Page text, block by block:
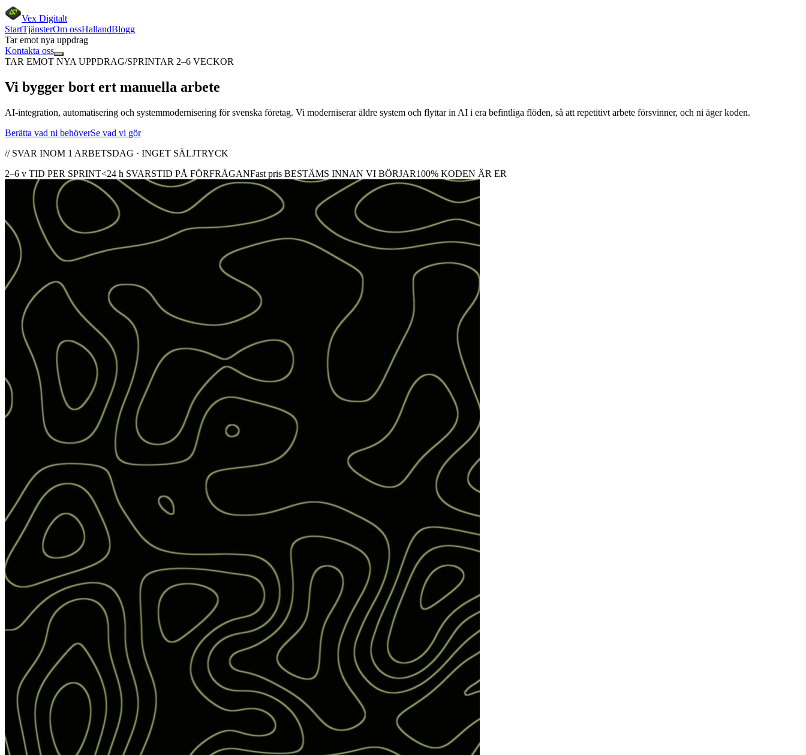
Vex Digitalt
StartTjänsterOm ossHallandBlogg
Tar emot nya uppdrag
Kontakta oss
TAR EMOT NYA UPPDRAG/SPRINTAR 2–6 VECKOR
Vi bygger bort ert manuella arbete
AI-integration, automatisering och systemmodernisering för svenska företag. Vi moderniserar äldre system och flyttar in AI i era befintliga flöden, så att repetitivt arbete försvinner, och ni äger koden.
Berätta vad ni behöverSe vad vi gör
// SVAR INOM 1 ARBETSDAG · INGET SÄLJTRYCK
2–6 v TID PER SPRINT<24 h SVARSTID PÅ FÖRFRÅGANFast pris BESTÄMS INNAN VI BÖRJAR100% KODEN ÄR ER